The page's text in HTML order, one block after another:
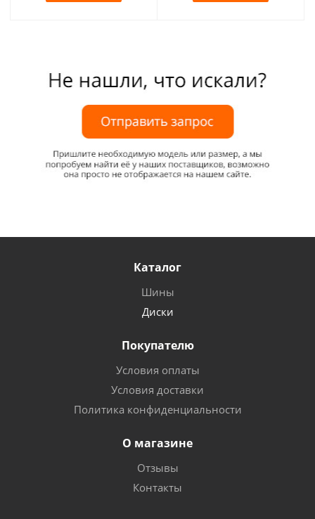
Каталог
Шины
Диски
Покупателю
Условия оплаты
Условия доставки
Политика конфиденциальности
О магазине
Отзывы
Контакты